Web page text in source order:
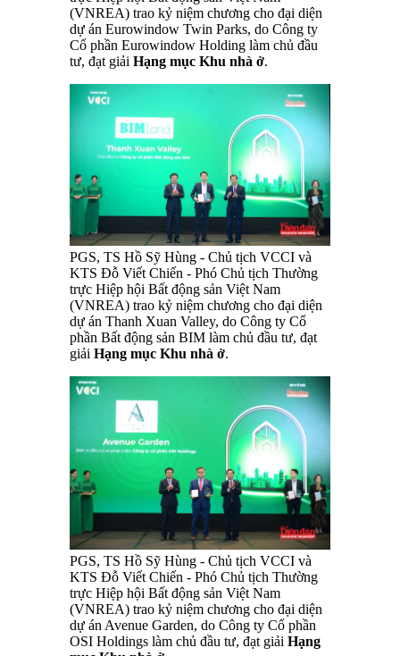
(VNREA) trao kỷ niệm chương cho đại diện
dự án Eurowindow Twin Parks, do Công ty
Cổ phần Eurowindow Holding làm chủ đầu
tư, đạt giải Hạng mục Khu nhà ở.
PGS, TS Hồ Sỹ Hùng - Chủ tịch VCCI và
KTS Đỗ Viết Chiến - Phó Chủ tịch Thường
trực Hiệp hội Bất động sản Việt Nam
(VNREA) trao kỷ niệm chương cho đại diện
dự án Thanh Xuan Valley, do Công ty Cổ
phần Bất động sản BIM làm chủ đầu tư, đạt
giải Hạng mục Khu nhà ở.
PGS, TS Hồ Sỹ Hùng - Chủ tịch VCCI và
KTS Đỗ Viết Chiến - Phó Chủ tịch Thường
trực Hiệp hội Bất động sản Việt Nam
(VNREA) trao kỷ niệm chương cho đại diện
dự án Avenue Garden, do Công ty Cổ phần
OSI Holdings làm chủ đầu tư, đạt giải Hạng